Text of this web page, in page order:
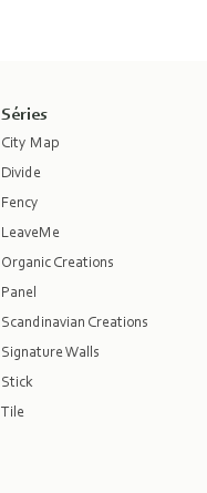
Séries
City Map
Divide
Fency
LeaveMe
Organic Creations
Panel
Scandinavian Creations
Signature Walls
Stick
Tile